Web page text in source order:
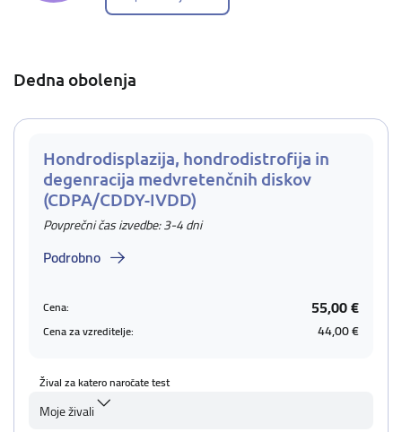
Dedna obolenja
Hondrodisplazija, hondrodistrofija in
degenracija medvretenčnih diskov
(CDPA/CDDY-IVDD)
Povprečni čas izvedbe: 3-4 dni
Podrobno
Cena: 55,00 €
Cena za vzreditelje: 44,00 €
Žival za katero naročate test
Moje živali